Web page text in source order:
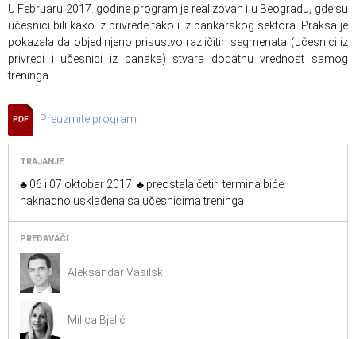
U Februaru 2017. godine program je realizovan i u Beogradu, gde su
učesnici bili kako iz privrede tako i iz bankarskog sektora. Praksa je
pokazala da objedinjeno prisustvo različitih segmenata (učesnici iz
privredi i učesnici iz banaka) stvara dodatnu vrednost samog
treninga.
Preuzmite program
TRAJANJE
♣ 06 i 07 oktobar 2017. ♣ preostala četiri termina biće
naknadno usklađena sa učesnicima treninga
PREDAVAČI
Aleksandar Vasilski
Milica Bjelić